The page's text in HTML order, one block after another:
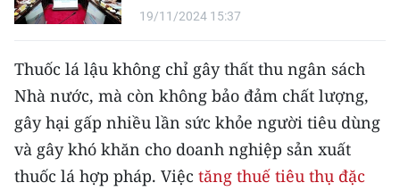
19/11/2024 15:37
Thuốc lá lậu không chỉ gây thất thu ngân sách
Nhà nước, mà còn không bảo đảm chất lượng,
gây hại gấp nhiều lần sức khỏe người tiêu dùng
và gây khó khăn cho doanh nghiệp sản xuất
thuốc lá hợp pháp. Việc tăng thuế tiêu thụ đặc